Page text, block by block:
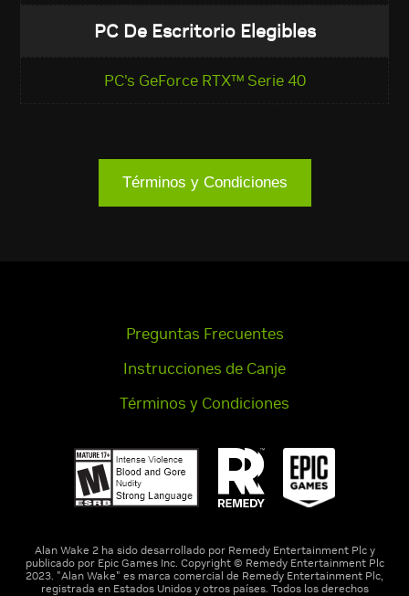
PC De Escritorio Elegibles
PC's GeForce RTX™ Serie 40
Términos y Condiciones
Preguntas Frecuentes
Instrucciones de Canje
Términos y Condiciones
Alan Wake 2 ha sido desarrollado por Remedy Entertainment Plc y
publicado por Epic Games Inc. Copyright © Remedy Entertainment Plc
2023. "Alan Wake" es marca comercial de Remedy Entertainment Plc,
registrada en Estados Unidos y otros países. Todos los derechos